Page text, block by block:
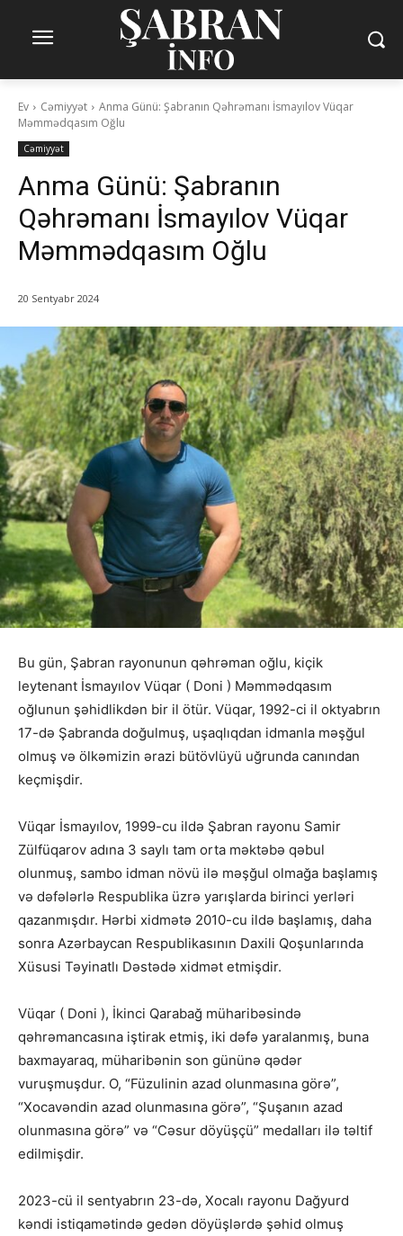
Ev Cəmiyyət
Anma Günü: Şabranın Qəhrəmanı İsmayılov Vüqar
Məmmədqasım Oğlu
Cəmiyyət
Anma Günü: Şabranın
Qəhrəmanı İsmayılov Vüqar
Məmmədqasım Oğlu
20 Sentyabr 2024
Bu gün, Şabran rayonunun qəhrəman oğlu, kiçik
leytenant İsmayılov Vüqar ( Doni ) Məmmədqasım
oğlunun şəhidlikdən bir il ötür. Vüqar, 1992-ci il oktyabrın
17-də Şabranda doğulmuş, uşaqlıqdan idmanla məşğul
olmuş və ölkəmizin ərazi bütövlüyü uğrunda canından
keçmişdir.
Vüqar İsmayılov, 1999-cu ildə Şabran rayonu Samir
Zülfüqarov adına 3 saylı tam orta məktəbə qəbul
olunmuş, sambo idman növü ilə məşğul olmağa başlamış
və dəfələrlə Respublika üzrə yarışlarda birinci yerləri
qazanmışdır. Hərbi xidmətə 2010-cu ildə başlamış, daha
sonra Azərbaycan Respublikasının Daxili Qoşunlarında
Xüsusi Təyinatlı Dəstədə xidmət etmişdir.
Vüqar ( Doni ), İkinci Qarabağ müharibəsində
qəhrəmancasına iştirak etmiş, iki dəfə yaralanmış, buna
baxmayaraq, müharibənin son gününə qədər
vuruşmuşdur. O, “Füzulinin azad olunmasına görə”,
“Xocavəndin azad olunmasına görə”, “Şuşanın azad
olunmasına görə” və “Cəsur döyüşçü” medalları ilə təltif
edilmişdir.
2023-cü il sentyabrın 23-də, Xocalı rayonu Dağyurd
kəndi istiqamətində gedən döyüşlərdə şəhid olmuş